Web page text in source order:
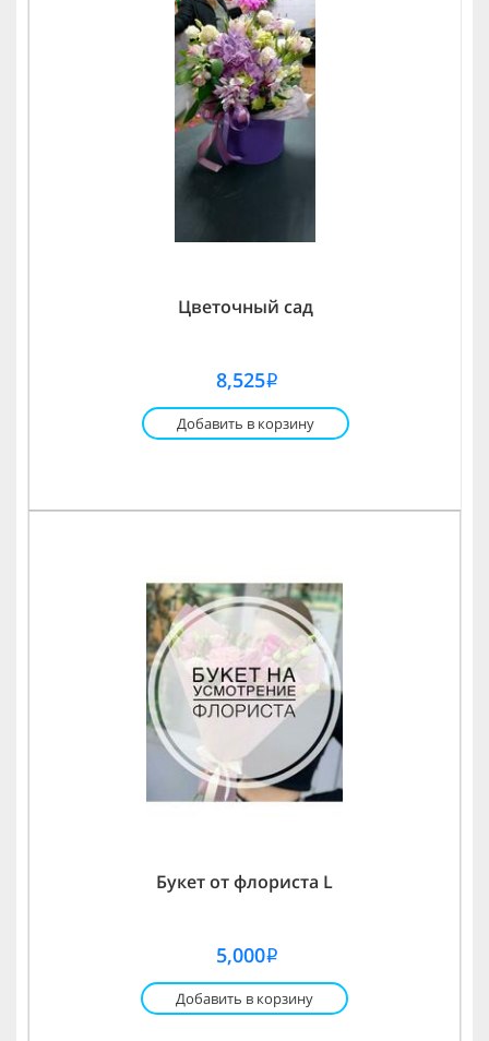
Цветочный сад
8,525i
Добавить в корзину
Букет от флориста L
5,000i
Добавить в корзину